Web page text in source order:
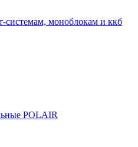
моноблокам и ккб
POLAIR